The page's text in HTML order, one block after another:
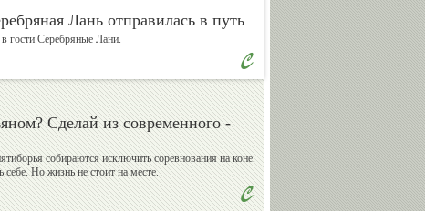
Сычев
Спичков
Александр
Бармин
Александр
Катушев
Лань отправилась в путь
гости Серебряные Лани.
Сделай из современного -
собираются исключить соревнования на коне.
Но жизнь не стоит на месте.